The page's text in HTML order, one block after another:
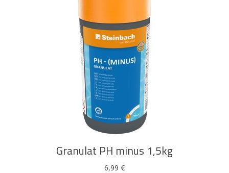
DODAJ U KOŠARICU
Granulat PH minus 1,5kg
6,99 €